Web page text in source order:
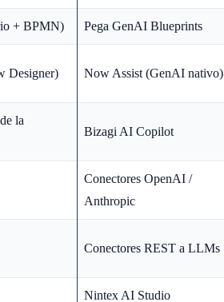
+ BPMN) Pega GenAI Blueprints
Designer) Now Assist (GenAI nativo)
la
Bizagi AI Copilot
Conectores OpenAI /
Anthropic
Conectores REST a LLMs
Nintex AI Studio